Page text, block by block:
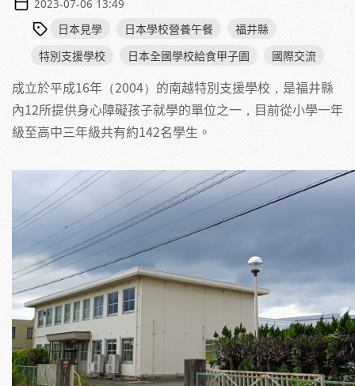
2023-07-06 13:49
日本見學 日本學校營養午餐
福井縣
特別支援學校
日本全國學校給食甲子園 國際交流
成立於平成16年（2004）的南越特別支援學校，是福井縣
內12所提供身心障礙孩子就學的單位之一，目前從小學一年
級至高中三年級共有約142名學生。